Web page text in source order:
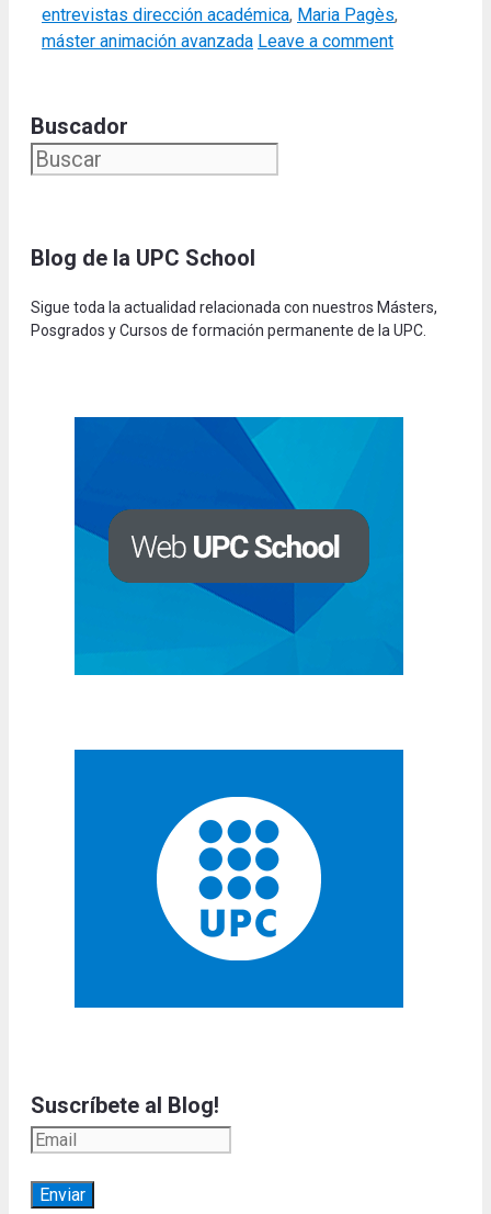
entrevistas dirección académica, Maria Pagès,
máster animación avanzada Leave a comment
Buscador
Blog de la UPC School
Sigue toda la actualidad relacionada con nuestros Másters,
Posgrados y Cursos de formación permanente de la UPC.
Suscríbete al Blog!